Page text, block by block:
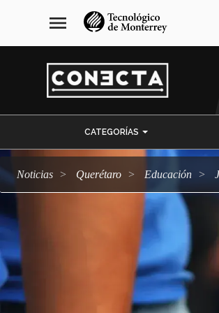
navegación
principal
menu
CATEGORÍAS
Noticias Querétaro Educación